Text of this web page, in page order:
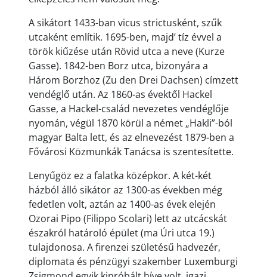
A sikátort 1433-ban vicus strictusként, szűk
utcaként említik. 1695-ben, majd’ tíz évvel a
török kiűzése után Rövid utca a neve (Kurze
Gasse). 1842-ben Borz utca, bizonyára a
Három Borzhoz (Zu den Drei Dachsen) címzett
vendéglő után. Az 1860-as évektől Hackel
Gasse, a Hackel-család nevezetes vendéglője
nyomán, végül 1870 körül a német „Hakli”-ból
magyar Balta lett, és az elnevezést 1879-ben a
Fővárosi Közmunkák Tanácsa is szentesítette.
Lenyűgöz ez a falatka középkor. A két-két
házból álló sikátor az 1300-as években még
fedetlen volt, aztán az 1400-as évek elején
Ozorai Pipo (Filippo Scolari) lett az utcácskát
északról határoló épület (ma Úri utca 19.)
tulajdonosa. A firenzei születésű hadvezér,
diplomata és pénzügyi szakember Luxemburgi